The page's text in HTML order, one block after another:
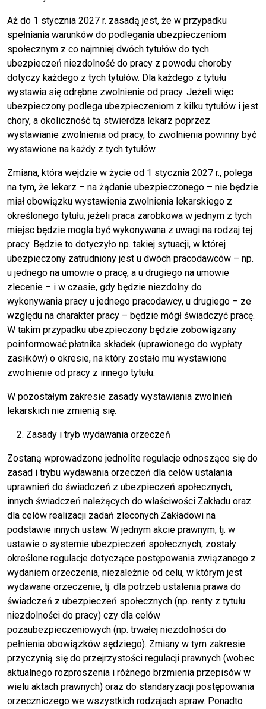
Aż do 1 stycznia 2027 r. zasadą jest, że w przypadku
spełniania warunków do podlegania ubezpieczeniom
społecznym z co najmniej dwóch tytułów do tych
ubezpieczeń niezdolność do pracy z powodu choroby
dotyczy każdego z tych tytułów. Dla każdego z tytułu
wystawia się odrębne zwolnienie od pracy. Jeżeli więc
ubezpieczony podlega ubezpieczeniom z kilku tytułów i jest
chory, a okoliczność tą stwierdza lekarz poprzez
wystawianie zwolnienia od pracy, to zwolnienia powinny być
wystawione na każdy z tych tytułów.
Zmiana, która wejdzie w życie od 1 stycznia 2027 r., polega
na tym, że lekarz – na żądanie ubezpieczonego – nie będzie
miał obowiązku wystawienia zwolnienia lekarskiego z
określonego tytułu, jeżeli praca zarobkowa w jednym z tych
miejsc będzie mogła być wykonywana z uwagi na rodzaj tej
pracy. Będzie to dotyczyło np. takiej sytuacji, w której
ubezpieczony zatrudniony jest u dwóch pracodawców – np.
u jednego na umowie o pracę, a u drugiego na umowie
zlecenie – i w czasie, gdy będzie niezdolny do
wykonywania pracy u jednego pracodawcy, u drugiego – ze
względu na charakter pracy – będzie mógł świadczyć pracę.
W takim przypadku ubezpieczony będzie zobowiązany
poinformować płatnika składek (uprawionego do wypłaty
zasiłków) o okresie, na który zostało mu wystawione
zwolnienie od pracy z innego tytułu.
W pozostałym zakresie zasady wystawiania zwolnień
lekarskich nie zmienią się.
Zasady i tryb wydawania orzeczeń
Zostaną wprowadzone jednolite regulacje odnoszące się do
zasad i trybu wydawania orzeczeń dla celów ustalania
uprawnień do świadczeń z ubezpieczeń społecznych,
innych świadczeń należących do właściwości Zakładu oraz
dla celów realizacji zadań zleconych Zakładowi na
podstawie innych ustaw. W jednym akcie prawnym, tj. w
ustawie o systemie ubezpieczeń społecznych, zostały
określone regulacje dotyczące postępowania związanego z
wydaniem orzeczenia, niezależnie od celu, w którym jest
wydawane orzeczenie, tj. dla potrzeb ustalenia prawa do
świadczeń z ubezpieczeń społecznych (np. renty z tytułu
niezdolności do pracy) czy dla celów
pozaubezpieczeniowych (np. trwałej niezdolności do
pełnienia obowiązków sędziego). Zmiany w tym zakresie
przyczynią się do przejrzystości regulacji prawnych (wobec
aktualnego rozproszenia i różnego brzmienia przepisów w
wielu aktach prawnych) oraz do standaryzacji postępowania
orzeczniczego we wszystkich rodzajach spraw. Ponadto